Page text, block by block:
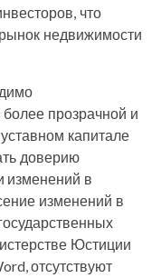
что
недвижимости
прозрачной и
капитале
доверию
изменений в
изменений в
Юстиции
отсутствуют